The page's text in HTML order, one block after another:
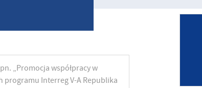
„Promocja współpracy w
programu Interreg V-A Republika